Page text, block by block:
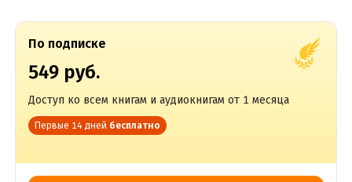
По подписке
549 руб.
Доступ ко всем книгам и аудиокнигам от 1 месяца
Первые 14 дней бесплатно